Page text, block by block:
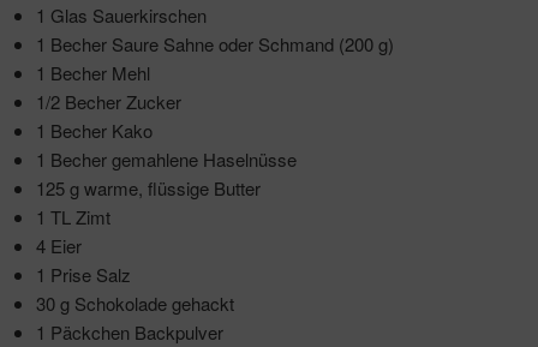
1 Glas Sauerkirschen
1 Becher Saure Sahne oder Schmand (200 g)
1 Becher Mehl
1/2 Becher Zucker
1 Becher Kako
1 Becher gemahlene Haselnüsse
125 g warme, flüssige Butter
1 TL Zimt
4 Eier
1 Prise Salz
30 g Schokolade gehackt
1 Päckchen Backpulver